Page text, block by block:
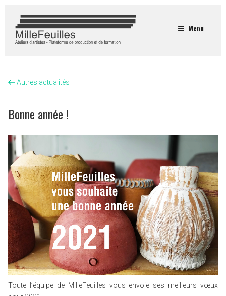
Menu
Autres actualités
Bonne année !
Toute l’équipe de MilleFeuilles vous envoie ses meilleurs vœux